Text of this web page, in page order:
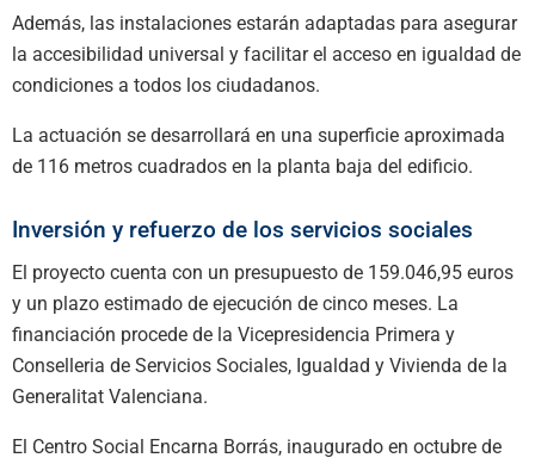
Además, las instalaciones estarán adaptadas para asegurar
la accesibilidad universal y facilitar el acceso en igualdad de
condiciones a todos los ciudadanos.
La actuación se desarrollará en una superficie aproximada
de 116 metros cuadrados en la planta baja del edificio.
Inversión y refuerzo de los servicios sociales
El proyecto cuenta con un presupuesto de 159.046,95 euros
y un plazo estimado de ejecución de cinco meses. La
financiación procede de la Vicepresidencia Primera y
Conselleria de Servicios Sociales, Igualdad y Vivienda de la
Generalitat Valenciana.
El Centro Social Encarna Borrás, inaugurado en octubre de